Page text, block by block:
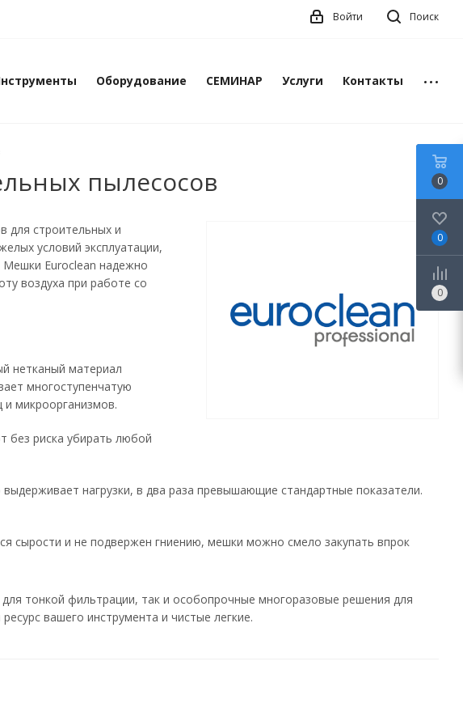
Поиск
Войти
Оборудование СЕМИНАР Услуги Контакты
пылесосов
для строительных и
условий эксплуатации,
Euroclean надежно
воздуха при работе со
нетканый материал
многоступенчатую
и микроорганизмов.
без риска убирать любой
нагрузки, в два раза превышающие стандартные показатели.
сырости и не подвержен гниению, мешки можно смело закупать впрок
тонкой фильтрации, так и особопрочные многоразовые решения для
вашего инструмента и чистые легкие.
0
0
0